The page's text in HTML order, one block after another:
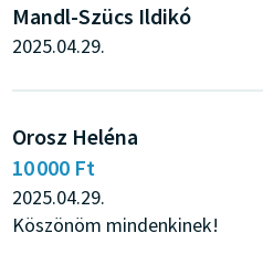
Mandl-Szücs Ildikó
2025.04.29.
Orosz Heléna
10 000 Ft
2025.04.29.
Köszönöm mindenkinek!